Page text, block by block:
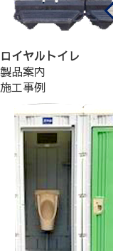
ロイヤルトイレ
製品案内
施工事例